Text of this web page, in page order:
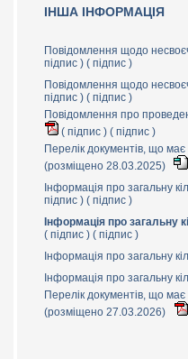
ІНША ІНФОРМАЦІЯ
Повідомлення щодо
підпис ) ( підпис )
Повідомлення щодо
підпис ) ( підпис )
Повідомлення про
( підпис ) ( підпис )
Перелік документів, що
(розміщено 28.03.2025)
Інформація про загальну
підпис ) ( підпис )
Інформація про загальну
( підпис ) ( підпис )
Інформація про загальну
Інформація про загальну
Перелік документів, що
(розміщено 27.03.2026)